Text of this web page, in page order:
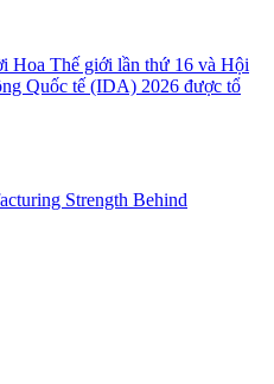
Hoa Thế giới lần thứ 16 và Hội
Quốc tế (IDA) 2026 được tổ
Strength Behind